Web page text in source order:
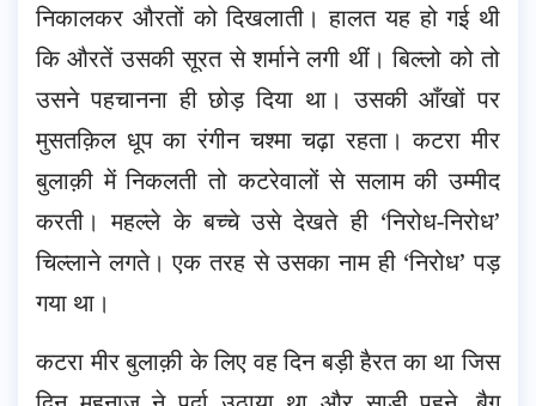
निकालकर औरतों को दिखलाती। हालत यह हो गई थी
कि औरतें उसकी सूरत से शर्माने लगी थीं। बिल्लो को तो
उसने पहचानना ही छोड़ दिया था। उसकी आँखों पर
मुसतक़िल धूप का रंगीन चश्मा चढ़ा रहता। कटरा मीर
बुलाक़ी में निकलती तो कटरेवालों से सलाम की उम्मीद
करती। महल्ले के बच्चे उसे देखते ही ‘निरोध-निरोध’
चिल्लाने लगते। एक तरह से उसका नाम ही ‘निरोध’ पड़
गया था।
कटरा मीर बुलाक़ी के लिए वह दिन बड़ी हैरत का था जिस